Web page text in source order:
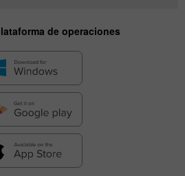
de operaciones